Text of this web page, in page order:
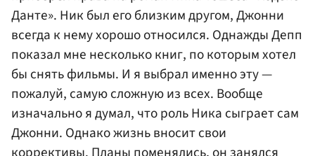
Данте». Ник был его близким другом, Джонни
всегда к нему хорошо относился. Однажды Депп
показал мне несколько книг, по которым хотел
бы снять фильмы. И я выбрал именно эту —
пожалуй, самую сложную из всех. Вообще
изначально я думал, что роль Ника сыграет сам
Джонни. Однако жизнь вносит свои